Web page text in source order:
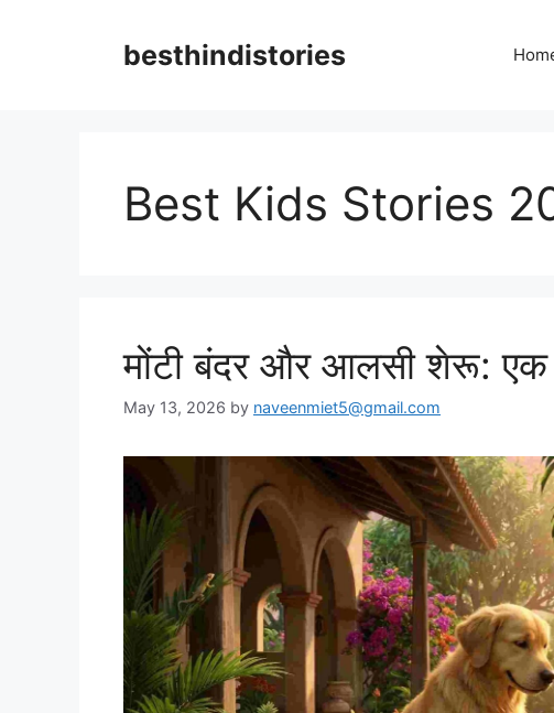
besthindistories
Best Kids Stories
मोंटी बंदर और आलसी शेरू: एक
May 13, 2026 by naveenmiet5@gmail.com